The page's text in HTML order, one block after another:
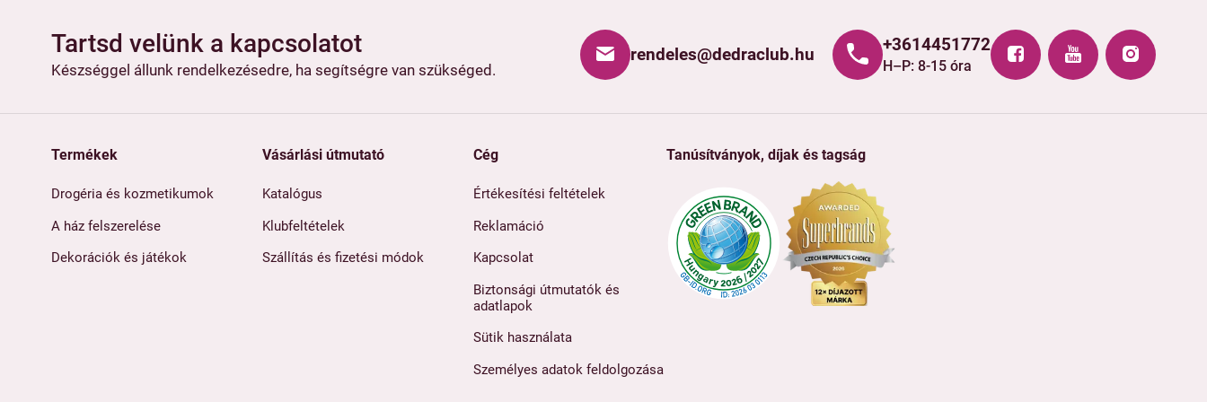
Tartsd velünk a kapcsolatot
Készséggel állunk rendelkezésedre, ha segítségre van szükséged.
rendeles@dedraclub.hu +3614451772
H–P: 8-15 óra
Termékek
Drogéria és kozmetikumok
A ház felszerelése
Dekorációk és játékok
Vásárlási útmutató
Katalógus
Klubfeltételek
Szállítás és fizetési módok
Cég
Értékesítési feltételek
Reklamáció
Kapcsolat
Biztonsági útmutatók és
adatlapok
Sütik használata
Személyes adatok feldolgozása
Tanúsítványok, díjak és tagság